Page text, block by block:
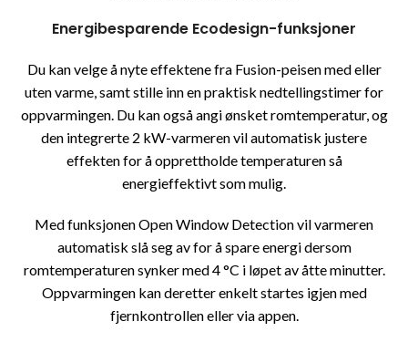
Energibesparende Ecodesign-funksjoner
Du kan velge å nyte effektene fra Fusion-peisen med eller
uten varme, samt stille inn en praktisk nedtellingstimer for
oppvarmingen. Du kan også angi ønsket romtemperatur, og
den integrerte 2 kW-varmeren vil automatisk justere
effekten for å opprettholde temperaturen så
energieffektivt som mulig.
Med funksjonen Open Window Detection vil varmeren
automatisk slå seg av for å spare energi dersom
romtemperaturen synker med 4 °C i løpet av åtte minutter.
Oppvarmingen kan deretter enkelt startes igjen med
fjernkontrollen eller via appen.